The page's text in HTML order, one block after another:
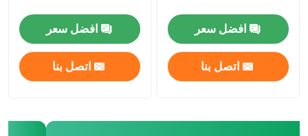
مرشح مضاد للانعكاس
فيلم عاكس عالي
افضل سعر
اتصل بنا
افضل سعر
اتصل بنا